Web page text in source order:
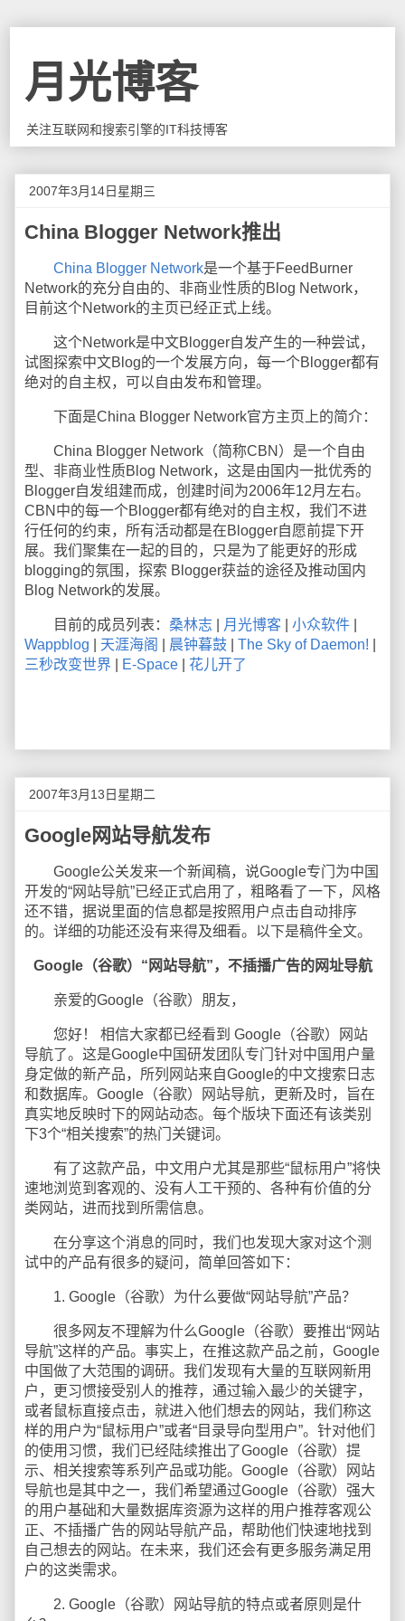
月光博客
关注互联网和搜索引擎的IT科技博客
2007年3月14日星期三
China Blogger Network推出
China Blogger Network是一个基于FeedBurner
Network的充分自由的、非商业性质的Blog Network，
目前这个Network的主页已经正式上线。
这个Network是中文Blogger自发产生的一种尝试，
试图探索中文Blog的一个发展方向，每一个Blogger都有
绝对的自主权，可以自由发布和管理。
下面是China Blogger Network官方主页上的简介：
China Blogger Network（简称CBN）是一个自由
型、非商业性质Blog Network，这是由国内一批优秀的
Blogger自发组建而成，创建时间为2006年12月左右。
CBN中的每一个Blogger都有绝对的自主权，我们不进
行任何的约束，所有活动都是在Blogger自愿前提下开
展。我们聚集在一起的目的，只是为了能更好的形成
blogging的氛围，探索 Blogger获益的途径及推动国内
Blog Network的发展。
目前的成员列表： 桑林志 月光博客 小众软件
Wappblog
天涯海阁 晨钟暮鼓 The Sky of Daemon!
三秒改变世界
E-Space 花儿开了
2007年3月13日星期二
Google网站导航发布
Google公关发来一个新闻稿，说Google专门为中国
开发的“网站导航”已经正式启用了，粗略看了一下，风格
还不错，据说里面的信息都是按照用户点击自动排序
的。详细的功能还没有来得及细看。以下是稿件全文。
Google（谷歌）“网站导航”，不插播广告的网址导航
亲爱的Google（谷歌）朋友，
您好！ 相信大家都已经看到 Google（谷歌）网站
导航了。这是Google中国研发团队专门针对中国用户量
身定做的新产品，所列网站来自Google的中文搜索日志
和数据库。Google（谷歌）网站导航，更新及时，旨在
真实地反映时下的网站动态。每个版块下面还有该类别
下3个“相关搜索”的热门关键词。
有了这款产品，中文用户尤其是那些“鼠标用户”将快
速地浏览到客观的、没有人工干预的、各种有价值的分
类网站，进而找到所需信息。
在分享这个消息的同时，我们也发现大家对这个测
试中的产品有很多的疑问，简单回答如下：
1. Google（谷歌）为什么要做“网站导航”产品？
很多网友不理解为什么Google（谷歌）要推出“网站
导航”这样的产品。事实上，在推这款产品之前，Google
中国做了大范围的调研。我们发现有大量的互联网新用
户，更习惯接受别人的推荐，通过输入最少的关键字，
或者鼠标直接点击，就进入他们想去的网站，我们称这
样的用户为“鼠标用户”或者“目录导向型用户”。针对他们
的使用习惯，我们已经陆续推出了Google（谷歌）提
示、相关搜索等系列产品或功能。Google（谷歌）网站
导航也是其中之一，我们希望通过Google（谷歌）强大
的用户基础和大量数据库资源为这样的用户推荐客观公
正、不插播广告的网站导航产品，帮助他们快速地找到
自己想去的网站。在未来，我们还会有更多服务满足用
户的这类需求。
2. Google（谷歌）网站导航的特点或者原则是什